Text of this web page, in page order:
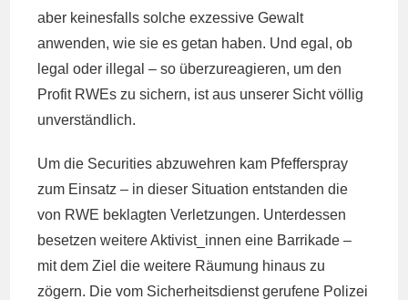
aber keinesfalls solche exzessive Gewalt
anwenden, wie sie es getan haben. Und egal, ob
legal oder illegal – so überzureagieren, um den
Profit RWEs zu sichern, ist aus unserer Sicht völlig
unverständlich.
Um die Securities abzuwehren kam Pfefferspray
zum Einsatz – in dieser Situation entstanden die
von RWE beklagten Verletzungen. Unterdessen
besetzen weitere Aktivist_innen eine Barrikade –
mit dem Ziel die weitere Räumung hinaus zu
zögern. Die vom Sicherheitsdienst gerufene Polizei